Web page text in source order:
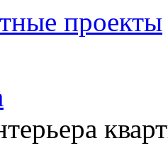
проекты